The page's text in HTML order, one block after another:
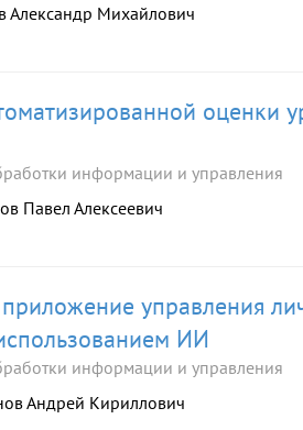
Александр Михайлович
оценки
информации и управления
Павел Алексеевич
управления
ИИ
информации и управления
Андрей Кириллович